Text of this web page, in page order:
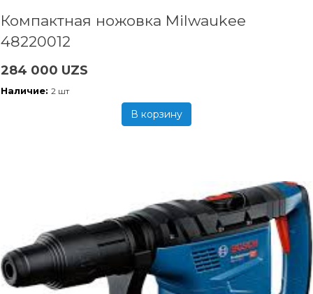
Компактная ножовка Milwaukee
48220012
284 000 UZS
Наличие: 2 шт
В корзину